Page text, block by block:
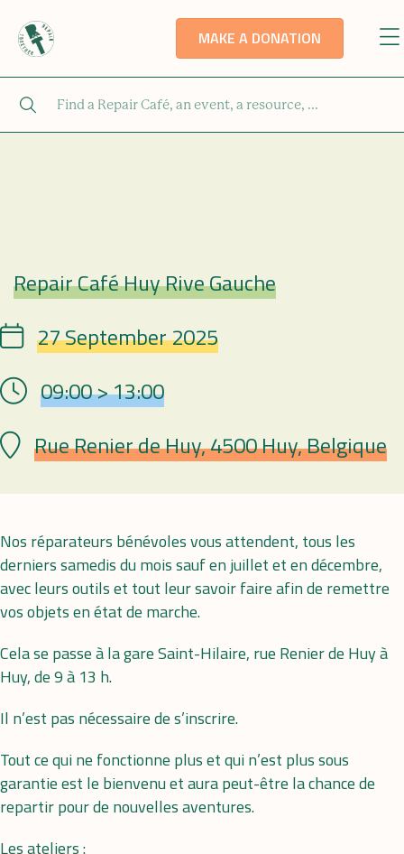
MAKE A DONATION
Repair Café
Repair Café Huy Rive Gauche
Date 27 September 2025
Hour 09:00 > 13:00
Lieu Rue Renier de Huy, 4500 Huy, Belgique
Nos réparateurs bénévoles vous attendent, tous les
derniers samedis du mois sauf en juillet et en décembre,
avec leurs outils et tout leur savoir faire afin de remettre
vos objets en état de marche.
Cela se passe à la gare Saint-Hilaire, rue Renier de Huy à
Huy, de 9 à 13 h.
Il n’est pas nécessaire de s’inscrire.
Tout ce qui ne fonctionne plus et qui n’est plus sous
garantie est le bienvenu et aura peut-être la chance de
repartir pour de nouvelles aventures.
Les ateliers :